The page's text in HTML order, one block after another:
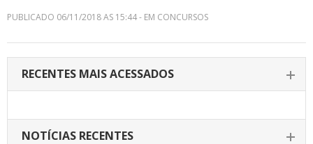
PUBLICADO 06/11/2018 AS 15:44 - EM CONCURSOS
RECENTES MAIS ACESSADOS
NOTÍCIAS RECENTES